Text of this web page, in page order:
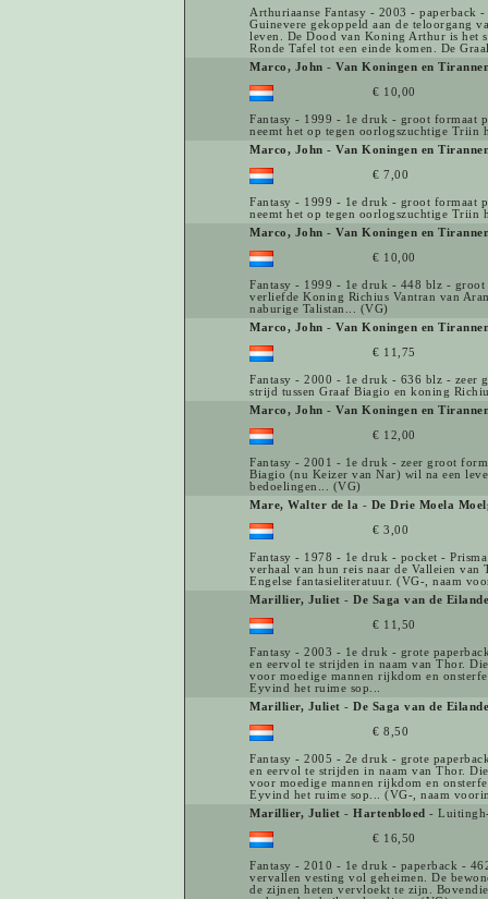
Arthuriaanse Fantasy - 2003 - paperback
Guinevere gekoppeld aan de teloorgang
leven. De Dood van Koning Arthur is het
Ronde Tafel tot een einde komen. De
Marco, John - Van Koningen en
€ 10,00
Fantasy - 1999 - 1e druk - groot formaat
neemt het op tegen oorlogszuchtige Triin
Marco, John - Van Koningen en
€ 7,00
Fantasy - 1999 - 1e druk - groot formaat
neemt het op tegen oorlogszuchtige Triin
Marco, John - Van Koningen en
€ 10,00
Fantasy - 1999 - 1e druk - 448 blz -
verliefde Koning Richius Vantran van
naburige Talistan... (VG)
Marco, John - Van Koningen en
€ 11,75
Fantasy - 2000 - 1e druk - 636 blz - zeer
strijd tussen Graaf Biagio en koning
Marco, John - Van Koningen en
€ 12,00
Fantasy - 2001 - 1e druk - zeer groot
Biagio (nu Keizer van Nar) wil na een
bedoelingen... (VG)
Mare, Walter de la - De Drie Moela
€ 3,00
Fantasy - 1978 - 1e druk - pocket -
verhaal van hun reis naar de Valleien
Engelse fantasieliteratuur. (VG-, naam
Marillier, Juliet - De Saga van de
€ 11,50
Fantasy - 2003 - 1e druk - grote
en eervol te strijden in naam van Thor.
voor moedige mannen rijkdom en
Eyvind het ruime sop...
Marillier, Juliet - De Saga van de
€ 8,50
Fantasy - 2005 - 2e druk - grote
en eervol te strijden in naam van Thor.
voor moedige mannen rijkdom en
Eyvind het ruime sop... (VG-, naam
Marillier, Juliet - Hartenbloed -
€ 16,50
Fantasy - 2010 - 1e druk - paperback -
vervallen vesting vol geheimen. De
de zijnen heten vervloekt te zijn.